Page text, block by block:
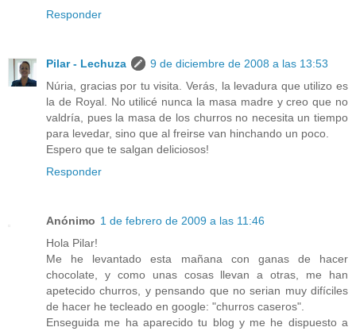
Responder
Pilar - Lechuza
9 de diciembre de 2008 a las 13:53
Núria, gracias por tu visita. Verás, la levadura que utilizo es
la de Royal. No utilicé nunca la masa madre y creo que no
valdría, pues la masa de los churros no necesita un tiempo
para levedar, sino que al freirse van hinchando un poco.
Espero que te salgan deliciosos!
Responder
Anónimo 1 de febrero de 2009 a las 11:46
Hola Pilar!
Me he levantado esta mañana con ganas de hacer
chocolate, y como unas cosas llevan a otras, me han
apetecido churros, y pensando que no serian muy difíciles
de hacer he tecleado en google: "churros caseros".
Enseguida me ha aparecido tu blog y me he dispuesto a